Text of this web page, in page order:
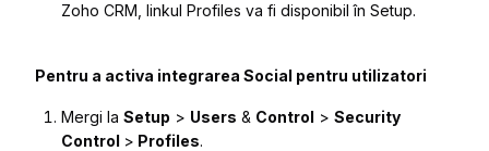
Zoho CRM, linkul Profiles va fi disponibil în Setup.
Pentru a activa integrarea Social pentru utilizatori
Mergi la Setup > Users & Control > Security
Control > Profiles.